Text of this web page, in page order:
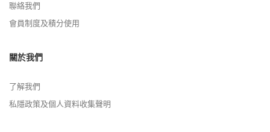
聯絡我們
會員制度及積分使用
關於我們
了解我們
私隱政策及個人資料收集聲明